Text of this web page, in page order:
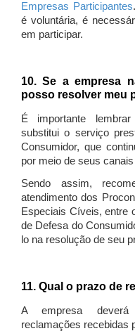
Empresas Participantes
é voluntária, é
em participar.
10. Se a empresa
posso resolver meu
É importante
substitui o serviço
Consumidor, que
por meio de seus
Sendo assim,
atendimento dos
Especiais Cíveis, entre
de Defesa do
lo na resolução de seu
11. Qual o prazo de
A empresa deverá
reclamações recebidas